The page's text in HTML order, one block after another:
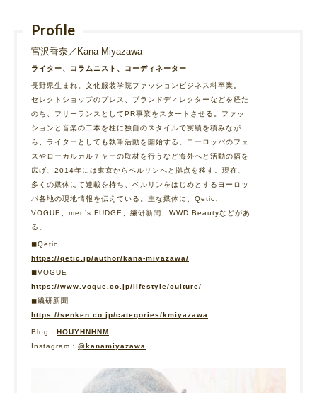
Profile
宮沢香奈／Kana Miyazawa
ライター、コラムニスト、コーディネーター
長野県生まれ。文化服装学院ファッションビジネス科卒業。
セレクトショップのプレス、ブランドディレクターなどを経た
のち、フリーランスとしてPR事業をスタートさせる。ファッ
ションと音楽の二本を柱に独自のスタイルで実績を積みなが
ら、ライターとしても執筆活動を開始する。ヨーロッパのフェ
スやローカルカルチャーの取材を行うなど海外へと活動の幅を
広げ、2014年には東京からベルリンへと拠点を移す。現在、
多くの媒体にて連載を持ち、ベルリンをはじめとするヨーロッ
パ各地の現地情報を伝えている。主な媒体に、Qetic、
VOGUE、men’s FUDGE、繊研新聞、WWD Beautyなどがあ
る。
◼︎Qetic
https://qetic.jp/author/kana-miyazawa/
◼︎VOGUE
https://www.vogue.co.jp/lifestyle/culture/
◼︎繊研新聞
https://senken.co.jp/categories/kmiyazawa
Blog：
HOUYHNHNM
Instagram： @kanamiyazawa